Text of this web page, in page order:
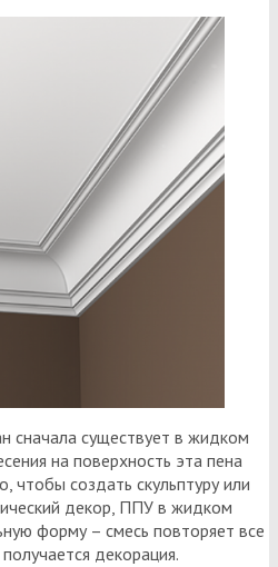
сначала существует в жидком
на поверхность эта пена
чтобы создать скульптуру или
декор, ППУ в жидком
форму – смесь повторяет все
декорация.